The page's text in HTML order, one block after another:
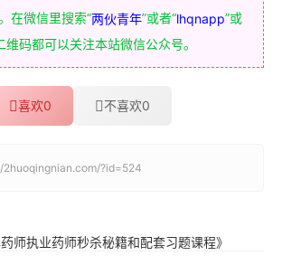
在微信里搜索“两伙青年”或者“lhqnapp”或
码都可以关注本站微信公众号。
喜欢0 不喜欢0
2huoqingnian.com/?id=524
师执业药师秒杀秘籍和配套习题课程》